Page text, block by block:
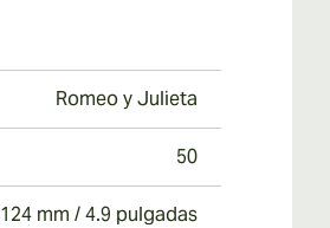
Romeo y Julieta
50
124 mm / 4.9 pulgadas